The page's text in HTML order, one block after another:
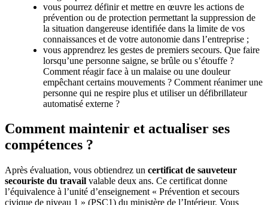
vous pourrez définir et mettre en œuvre les actions de
prévention ou de protection permettant la suppression de
la situation dangereuse identifiée dans la limite de vos
connaissances et de votre autonomie dans l’entreprise ;
vous apprendrez les gestes de premiers secours. Que faire
lorsqu’une personne saigne, se brûle ou s’étouffe ?
Comment réagir face à un malaise ou une douleur
empêchant certains mouvements ? Comment réanimer une
personne qui ne respire plus et utiliser un défibrillateur
automatisé externe ?
Comment maintenir et actualiser ses
compétences ?
Après évaluation, vous obtiendrez un certificat de sauveteur
secouriste du travail valable deux ans. Ce certificat donne
l’équivalence à l’unité d’enseignement « Prévention et secours
civique de niveau 1 » (PSC1) du ministère de l’Intérieur. Vous